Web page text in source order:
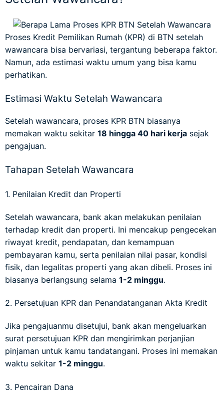
Proses Kredit Pemilikan Rumah (KPR) di BTN setelah
wawancara bisa bervariasi, tergantung beberapa faktor.
Namun, ada estimasi waktu umum yang bisa kamu
perhatikan.
Estimasi Waktu Setelah Wawancara
Setelah wawancara, proses KPR BTN biasanya
memakan waktu sekitar 18 hingga 40 hari kerja sejak
pengajuan.
Tahapan Setelah Wawancara
1. Penilaian Kredit dan Properti
Setelah wawancara, bank akan melakukan penilaian
terhadap kredit dan properti. Ini mencakup pengecekan
riwayat kredit, pendapatan, dan kemampuan
pembayaran kamu, serta penilaian nilai pasar, kondisi
fisik, dan legalitas properti yang akan dibeli. Proses ini
biasanya berlangsung selama 1-2 minggu.
2. Persetujuan KPR dan Penandatanganan Akta Kredit
Jika pengajuanmu disetujui, bank akan mengeluarkan
surat persetujuan KPR dan mengirimkan perjanjian
pinjaman untuk kamu tandatangani. Proses ini memakan
waktu sekitar 1-2 minggu.
3. Pencairan Dana